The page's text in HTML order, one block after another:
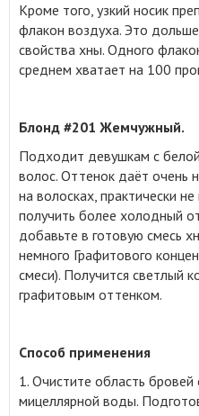
Кроме того, узкий носик
флакон воздуха. Это
свойства хны. Одного
среднем хватает на 100
Блонд #201 Жемчужный.
Подходит девушкам с
волос. Оттенок даёт очень
на волосках, практически
получить более холодный
добавьте в готовую смесь
немного Графитового
смеси). Получится светлый
графитовым оттенком.
Способ применения
1. Очистите область
мицеллярной воды.